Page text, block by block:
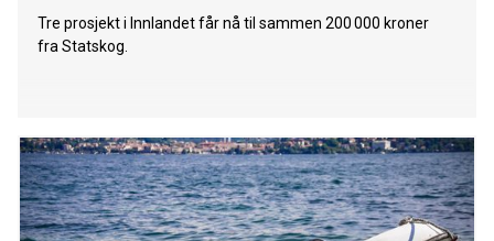
Tre prosjekt i Innlandet får nå til sammen 200 000 kroner
fra Statskog.